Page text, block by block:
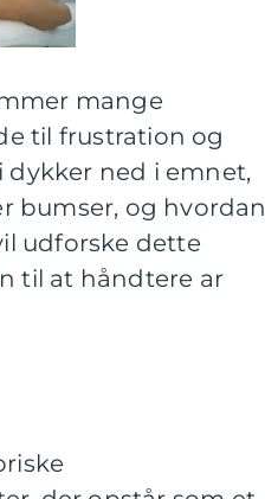
mange
til frustration og
dykker ned i emnet,
bumser, og hvordan
udforske dette
til at håndtere ar